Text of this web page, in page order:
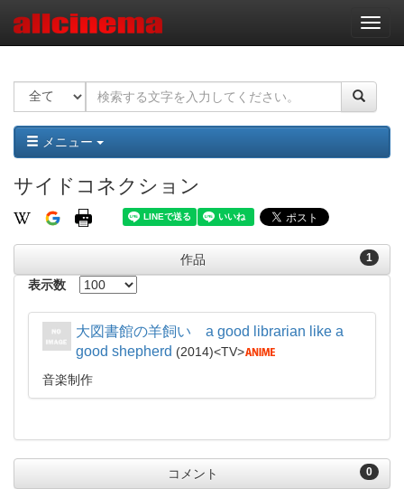
ナ
ビ
ー
ョ
ン
メニュー
サイドコネクション
1
作品
表示数
大図書館の羊飼い a good librarian like a
good shepherd
2014
TV
音楽制作
0
コメント